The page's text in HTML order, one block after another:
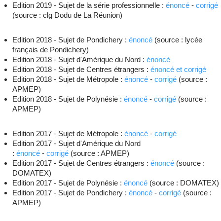
Edition 2019 - Sujet de la série professionnelle : énoncé - corrigé
(source : clg Dodu de La Réunion)
Edition 2018 - Sujet de Pondichery : énoncé (source : lycée
français de Pondichery)
Edition 2018 - Sujet d'Amérique du Nord : énoncé
Edition 2018 - Sujet de Centres étrangers : énoncé et corrigé
Edition 2018 - Sujet de Métropole : énoncé - corrigé (source :
APMEP)
Edition 2018 - Sujet de Polynésie : énoncé - corrigé (source :
APMEP)
Edition 2017 - Sujet de Métropole : énoncé - corrigé
Edition 2017 - Sujet d'Amérique du Nord
: énoncé - corrigé (source : APMEP)
Edition 2017 - Sujet de Centres étrangers : énoncé (source :
DOMATEX)
Edition 2017 - Sujet de Polynésie : énoncé (source : DOMATEX)
Edition 2017 - Sujet de Pondichery : énoncé - corrigé (source :
APMEP)